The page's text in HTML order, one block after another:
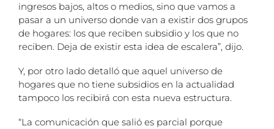
ingresos bajos, altos o medios, sino que vamos a
pasar a un universo donde van a existir dos grupos
de hogares: los que reciben subsidio y los que no
reciben. Deja de existir esta idea de escalera”, dijo.
Y, por otro lado detalló que aquel universo de
hogares que no tiene subsidios en la actualidad
tampoco los recibirá con esta nueva estructura.
“La comunicación que salió es parcial porque